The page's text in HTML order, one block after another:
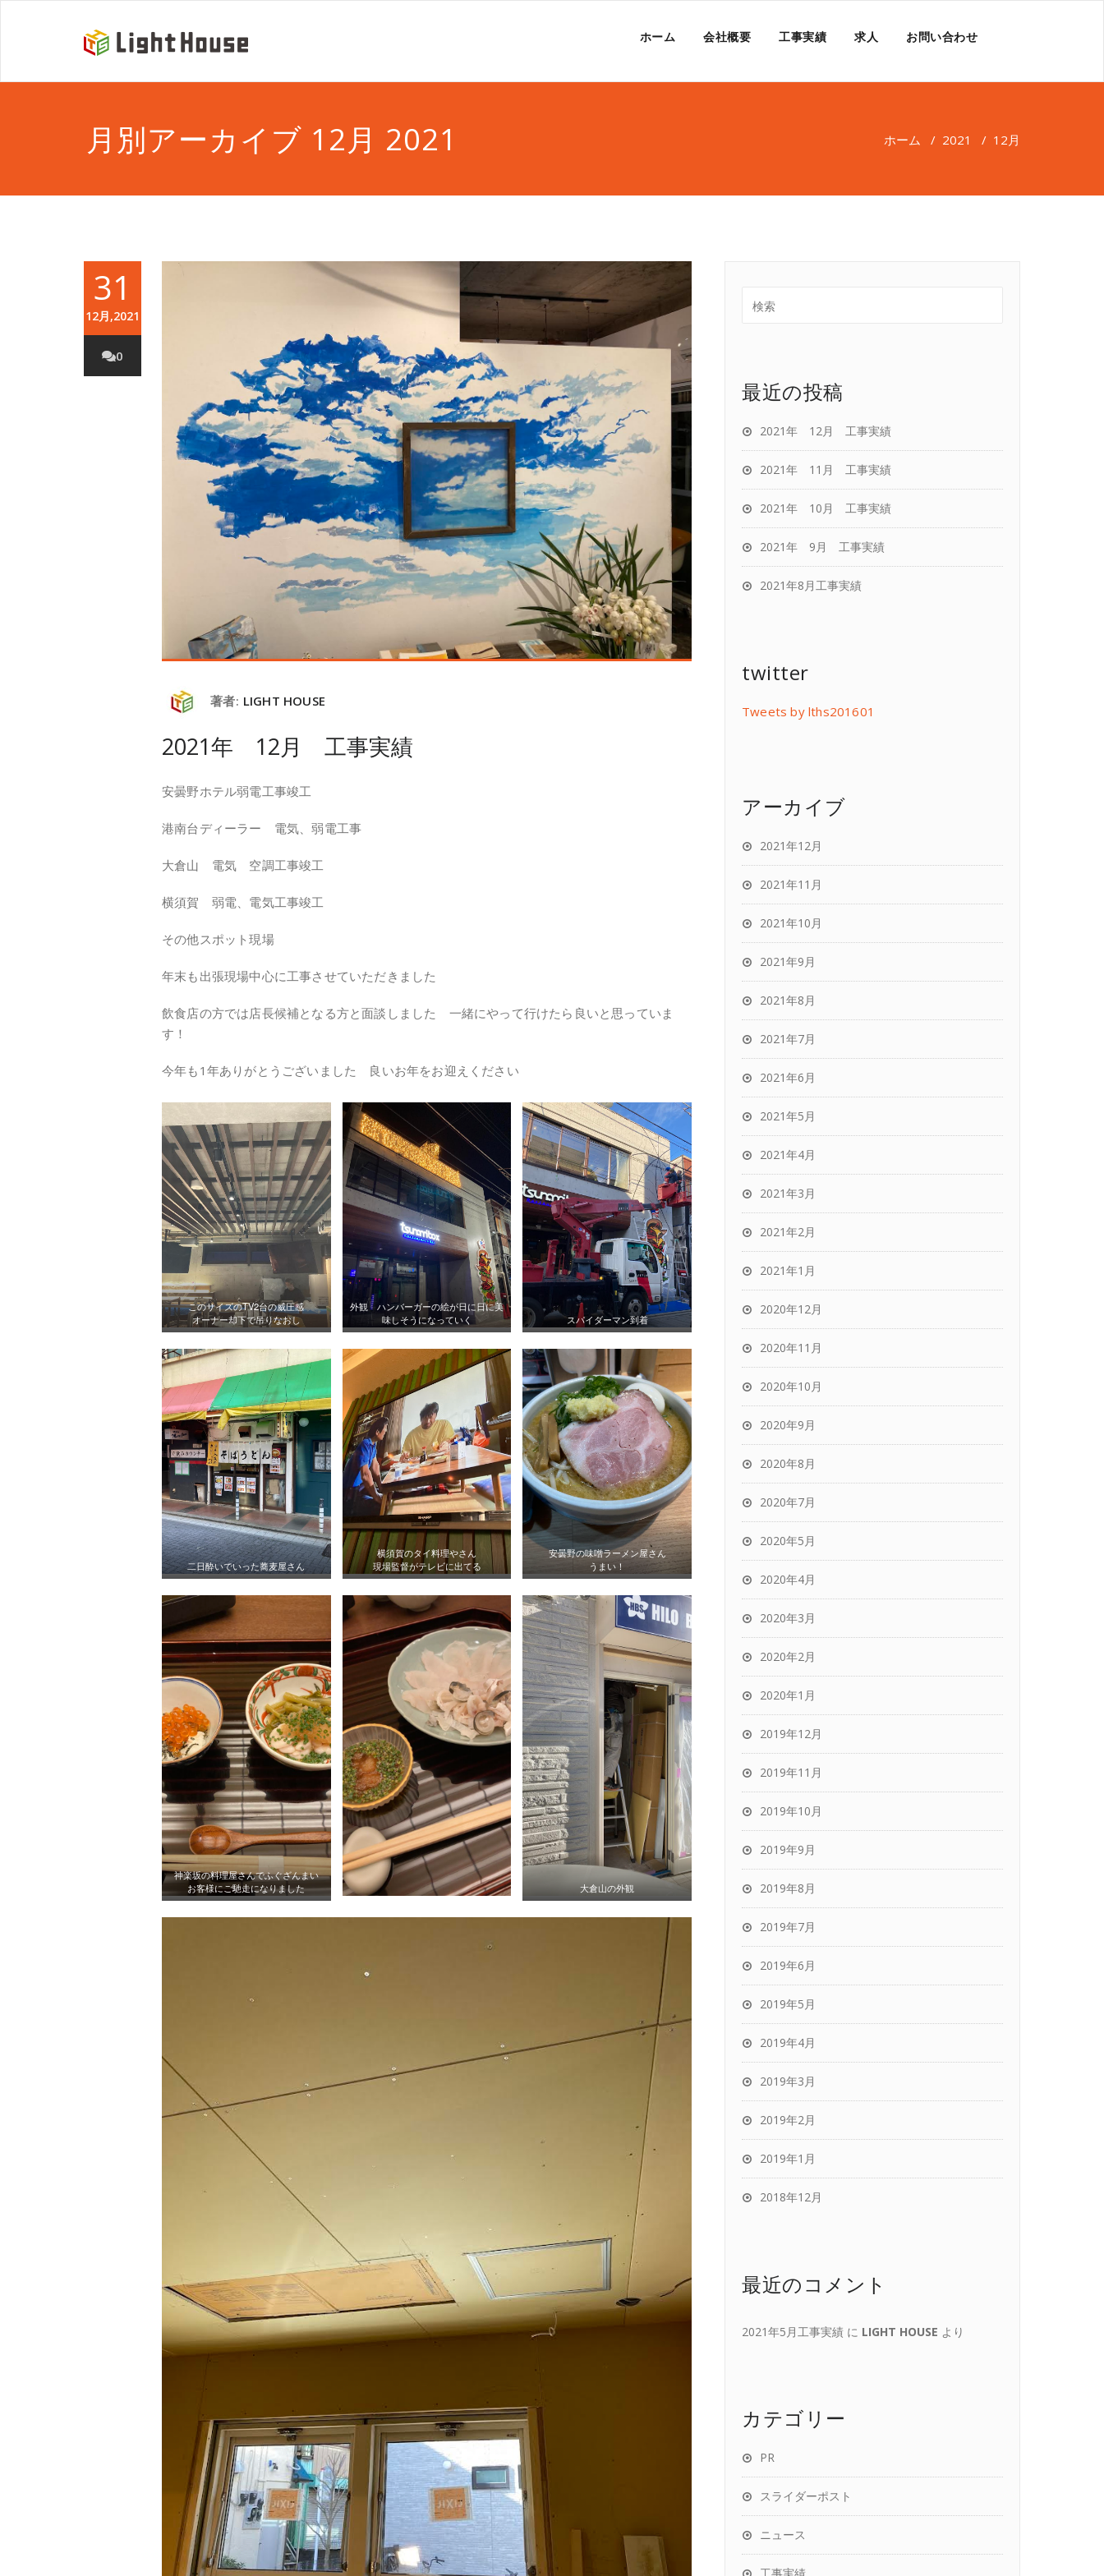
ホーム 会社概要 工事実績 求人 お問い合わせ
月別アーカイブ 12月 2021 ホーム / 2021 / 12月
31
12月,2021
0
著者: LIGHT HOUSE
2021年 12月 工事実績
安曇野ホテル弱電工事竣工
港南台ディーラー 電気、弱電工事
大倉山 電気 空調工事竣工
横須賀 弱電、電気工事竣工
その他スポット現場
年末も出張現場中心に工事させていただきました
飲食店の方では店長候補となる方と面談しました 一緒にやって行けたら良いと思っていま
す！
今年も1年ありがとうございました 良いお年をお迎えください
このサイズのTV2台の威圧感
オーナー却下で吊りなおし
外観 ハンバーガーの絵が日に日に美
味しそうになっていく
スパイダーマン到着
二日酔いでいった蕎麦屋さん
横須賀のタイ料理やさん
現場監督がテレビに出てる
安曇野の味噌ラーメン屋さん
うまい！
神楽坂の料理屋さんでふぐざんまい
お客様にご馳走になりました
大倉山の外観
最近の投稿
2021年 12月 工事実績
2021年 11月 工事実績
2021年 10月 工事実績
2021年 9月 工事実績
2021年8月工事実績
twitter
Tweets by lths201601
アーカイブ
2021年12月
2021年11月
2021年10月
2021年9月
2021年8月
2021年7月
2021年6月
2021年5月
2021年4月
2021年3月
2021年2月
2021年1月
2020年12月
2020年11月
2020年10月
2020年9月
2020年8月
2020年7月
2020年5月
2020年4月
2020年3月
2020年2月
2020年1月
2019年12月
2019年11月
2019年10月
2019年9月
2019年8月
2019年7月
2019年6月
2019年5月
2019年4月
2019年3月
2019年2月
2019年1月
2018年12月
最近のコメント
2021年5月工事実績 に LIGHT HOUSE より
カテゴリー
PR
スライダーポスト
ニュース